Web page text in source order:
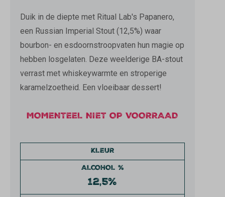
Duik in de diepte met Ritual Lab's Papanero,
een Russian Imperial Stout (12,5%) waar
bourbon- en esdoornstroopvaten hun magie op
hebben losgelaten. Deze weelderige BA-stout
verrast met whiskeywarmte en stroperige
karamelzoetheid. Een vloeibaar dessert!
KLEUR
ALCOHOL %
12,5%
MOMENTEEL NIET OP VOORRAAD